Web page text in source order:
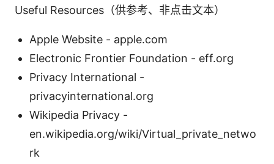
Useful Resources（供参考、非点击文本）
Apple Website - apple.com
Electronic Frontier Foundation - eff.org
Privacy International -
privacyinternational.org
Wikipedia Privacy -
en.wikipedia.org/wiki/Virtual_private_netwo
rk